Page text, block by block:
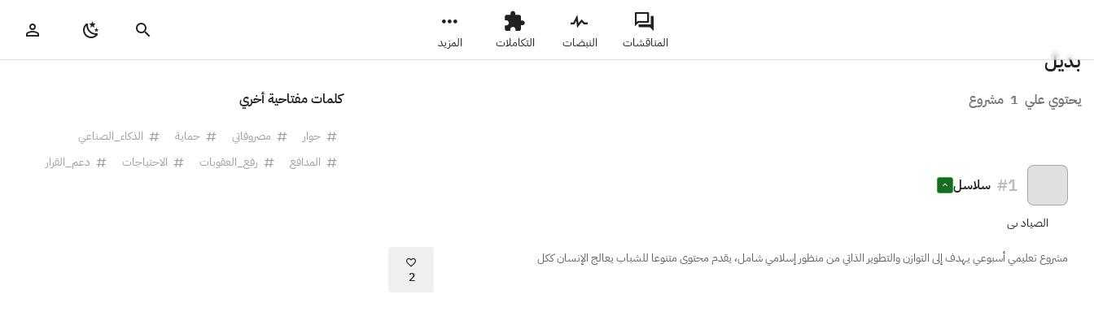
المناقشات النبضات التكاملات المزيد
بديل
يحتوي علي 1 مشروع
#1 سلاسل
الصياد ىى
مشروع تعليمي أسبوعي يهدف إلى التوازن والتطوير الذاتي من منظور إسلامي شامل، يقدم محتوى متنوعا للشباب يعالج الإنسان ككل
2
كلمات مفتاحية أخري
حوار مصروفاتي حماية
الذكاء_الصناعي
المدافع
رفع_العقوبات الاحتياجات دعم_القرار